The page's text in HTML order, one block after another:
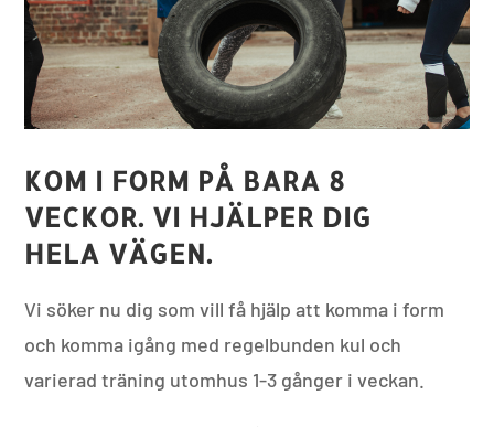
KOM I FORM PÅ BARA 8
VECKOR. VI HJÄLPER DIG
HELA VÄGEN.
Vi söker nu dig som vill få hjälp att komma i form
och komma igång med regelbunden kul och
varierad träning utomhus 1-3 gånger i veckan.